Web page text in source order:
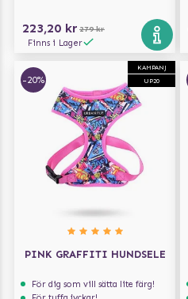
223,20 kr 279 kr
Finns i Lager
KAMPANJ
UP20
-20%
PINK GRAFFITI HUNDSELE
För dig som vill sätta lite färg!